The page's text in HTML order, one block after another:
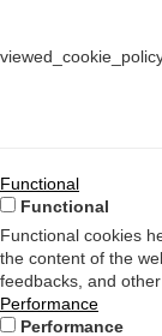
Functional
Functional
Functional cookies
the content of the
feedbacks, and
Performance
Performance